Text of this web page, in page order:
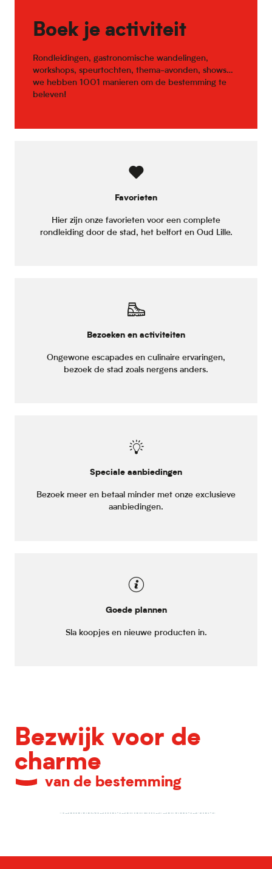
La Ferme des Frères Côtes
Boek je activiteit
Rondleidingen, gastronomische wandelingen,
workshops, speurtochten, thema-avonden, shows…
we hebben 1001 manieren om de bestemming te
beleven!
Favorieten
Hier zijn onze favorieten voor een complete
rondleiding door de stad, het belfort en Oud Lille.
Bezoeken en activiteiten
Ongewone escapades en culinaire ervaringen,
bezoek de stad zoals nergens anders.
Speciale aanbiedingen
Bezoek meer en betaal minder met onze exclusieve
aanbiedingen.
Goede plannen
Sla koopjes en nieuwe producten in.
Bezwijk voor de
charme
van de bestemming
Tentoonstellingen in Lille en omgeving